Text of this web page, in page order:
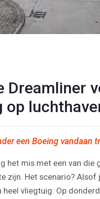
Dreamliner
op
een Boeing vandaan
het mis met een van die
zijn. Het scenario?
heel vliegtuig. Op